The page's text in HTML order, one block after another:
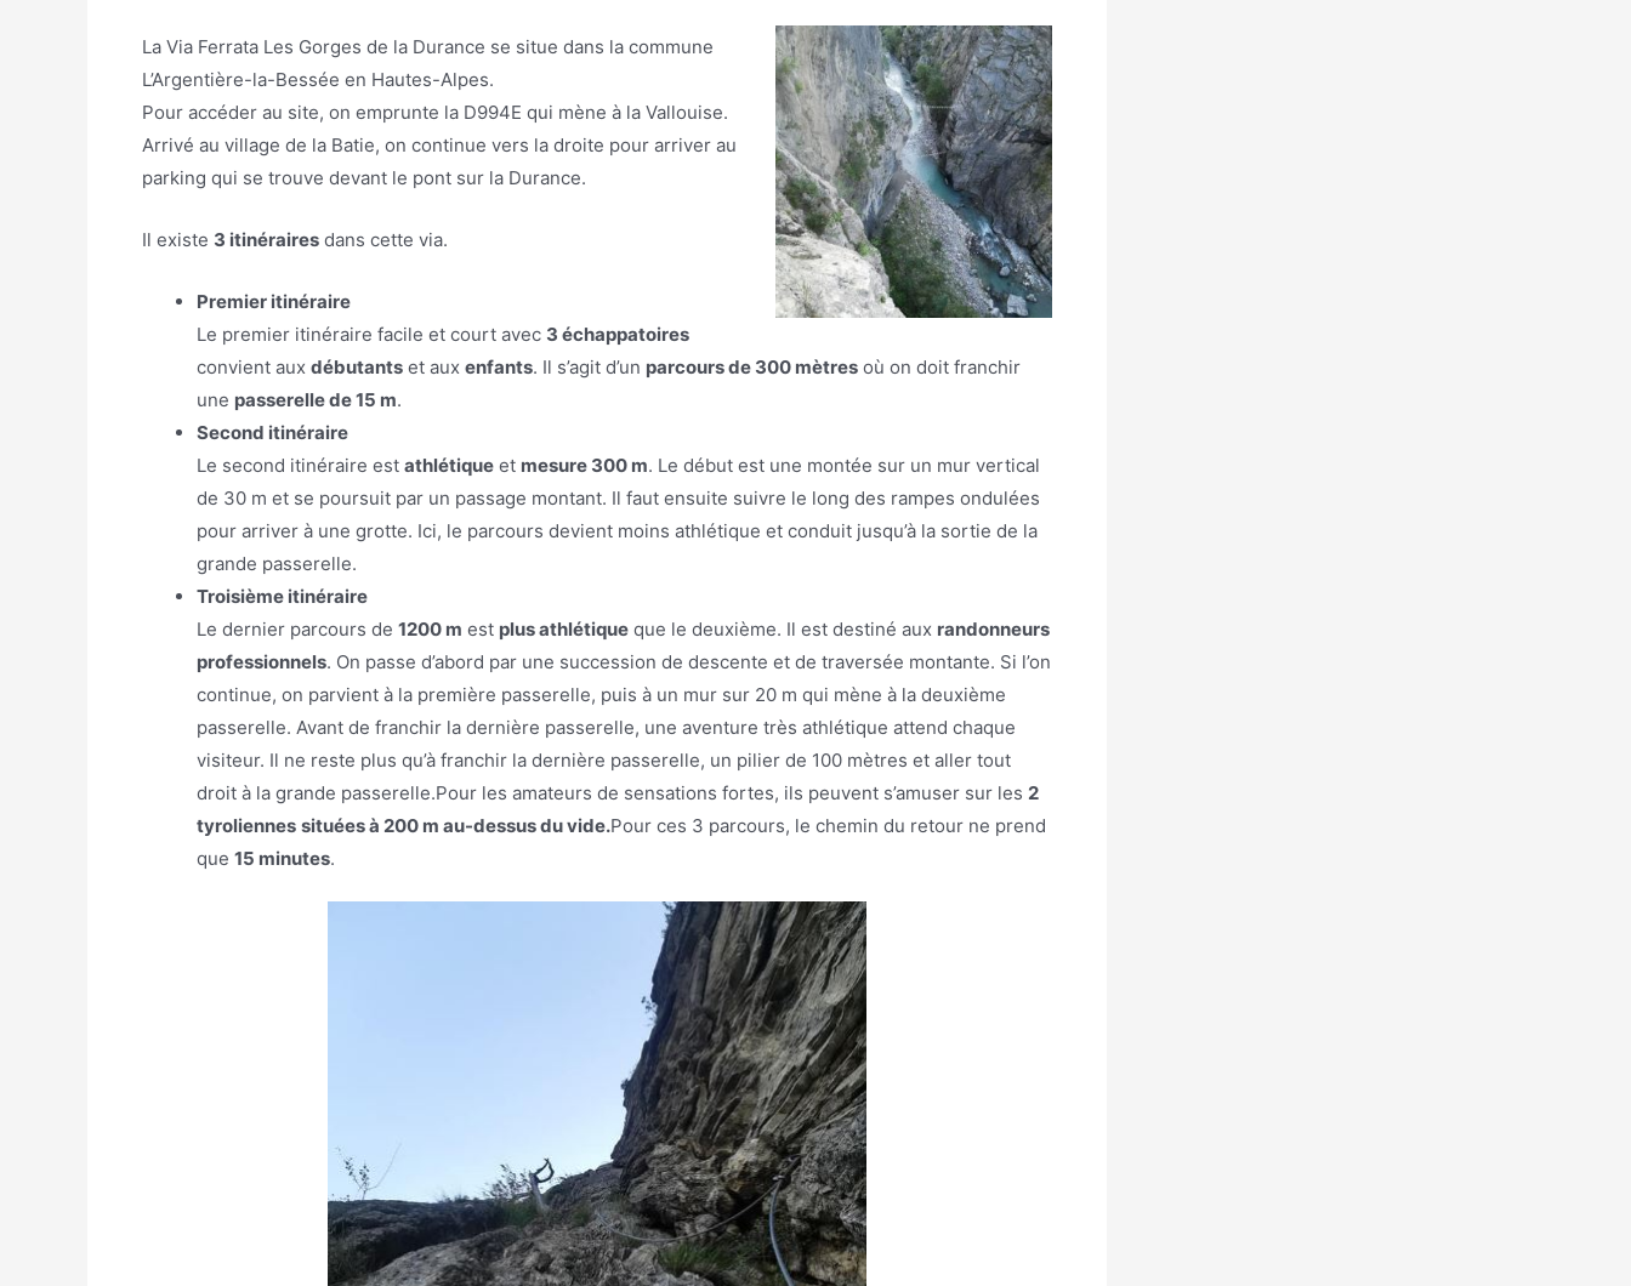
La Via Ferrata Les Gorges de la Durance se situe dans la commune
L’Argentière-la-Bessée en Hautes-Alpes.
Pour accéder au site, on emprunte la D994E qui mène à la Vallouise.
Arrivé au village de la Batie, on continue vers la droite pour arriver au
parking qui se trouve devant le pont sur la Durance.
Il existe 3 itinéraires dans cette via.
Premier itinéraire
Le premier itinéraire facile et court avec 3 échappatoires
convient aux débutants et aux enfants. Il s’agit d’un parcours de 300 mètres où on doit franchir
une passerelle de 15 m.
Second itinéraire
Le second itinéraire est athlétique et mesure 300 m. Le début est une montée sur un mur vertical
de 30 m et se poursuit par un passage montant. Il faut ensuite suivre le long des rampes ondulées
pour arriver à une grotte. Ici, le parcours devient moins athlétique et conduit jusqu’à la sortie de la
grande passerelle.
Troisième itinéraire
Le dernier parcours de 1200 m est plus athlétique que le deuxième. Il est destiné aux randonneurs
professionnels. On passe d’abord par une succession de descente et de traversée montante. Si l’on
continue, on parvient à la première passerelle, puis à un mur sur 20 m qui mène à la deuxième
passerelle. Avant de franchir la dernière passerelle, une aventure très athlétique attend chaque
visiteur. Il ne reste plus qu’à franchir la dernière passerelle, un pilier de 100 mètres et aller tout
droit à la grande passerelle.Pour les amateurs de sensations fortes, ils peuvent s’amuser sur les 2
tyroliennes situées à 200 m au-dessus du vide.Pour ces 3 parcours, le chemin du retour ne prend
que 15 minutes.